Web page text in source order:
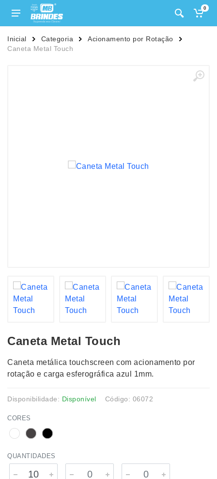
0
Inicial Categoria
Acionamento por Rotação
Caneta Metal Touch
Caneta Metal Touch
Caneta metálica touchscreen com acionamento por
rotação e carga esferográfica azul 1mm.
Disponibilidade: Disponível Código: 06072
CORES
QUANTIDADES